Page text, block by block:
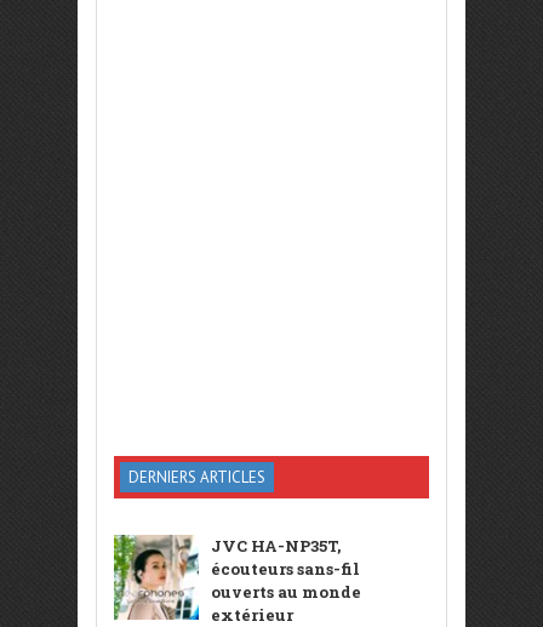
DERNIERS ARTICLES
JVC HA-NP35T,
écouteurs sans-fil
ouverts au monde
extérieur